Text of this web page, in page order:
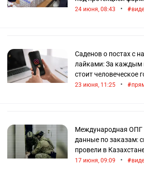
24 июня, 08:43 •
Саденов о постах с
лайками: За каждым
стоит человеческое
23 июня, 11:25 •
Международная ОПГ
данные по заказам:
провели в
17 июня, 09:09 •